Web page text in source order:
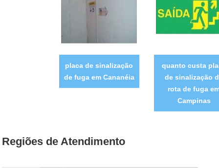
placa de sinalização
de fuga em Cananéia
quanto custa
de sinalização
rota de fuga
Campinas
Regiões de Atendimento